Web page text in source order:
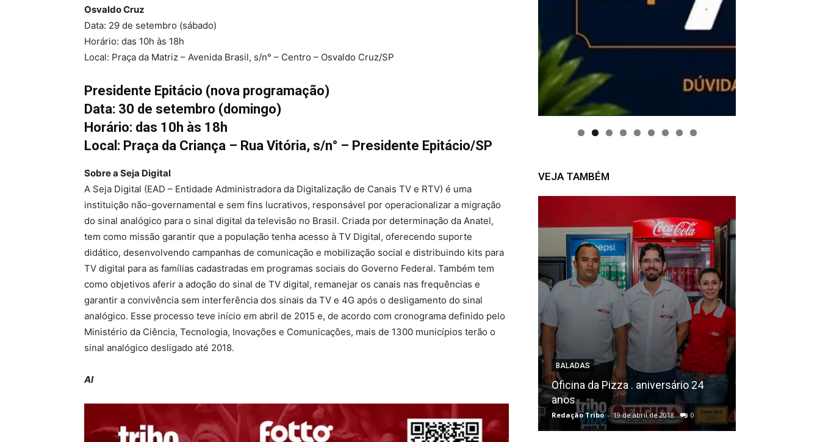
Osvaldo Cruz
Data: 29 de setembro (sábado)
Horário: das 10h às 18h
Local: Praça da Matriz – Avenida Brasil, s/n° – Centro – Osvaldo Cruz/SP
Presidente Epitácio (nova programação)
Data: 30 de setembro (domingo)
Horário: das 10h às 18h
Local: Praça da Criança – Rua Vitória, s/n° – Presidente Epitácio/SP
Sobre a Seja Digital
A Seja Digital (EAD – Entidade Administradora da Digitalização de Canais TV e RTV) é uma
instituição não-governamental e sem fins lucrativos, responsável por operacionalizar a migração
do sinal analógico para o sinal digital da televisão no Brasil. Criada por determinação da Anatel,
tem como missão garantir que a população tenha acesso à TV Digital, oferecendo suporte
didático, desenvolvendo campanhas de comunicação e mobilização social e distribuindo kits para
TV digital para as famílias cadastradas em programas sociais do Governo Federal. Também tem
como objetivos aferir a adoção do sinal de TV digital, remanejar os canais nas frequências e
garantir a convivência sem interferência dos sinais da TV e 4G após o desligamento do sinal
analógico. Esse processo teve início em abril de 2015 e, de acordo com cronograma definido pelo
Ministério da Ciência, Tecnologia, Inovações e Comunicações, mais de 1300 municípios terão o
sinal analógico desligado até 2018.
AI
VEJA TAMBÉM
BALADAS
Oficina da Pizza . aniversário 24
anos
Redação Tribo - 19 de abril de 2018 0